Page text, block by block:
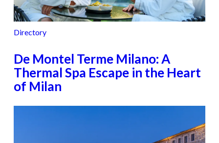
Directory
De Montel Terme Milano: A
Thermal Spa Escape in the Heart
of Milan